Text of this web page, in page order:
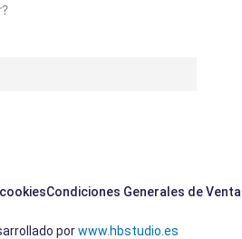
Condiciones Generales de Venta
porwww.hbstudio.es